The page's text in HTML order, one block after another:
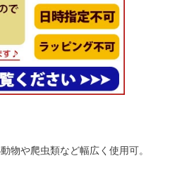
物や爬虫類など幅広く使用可。